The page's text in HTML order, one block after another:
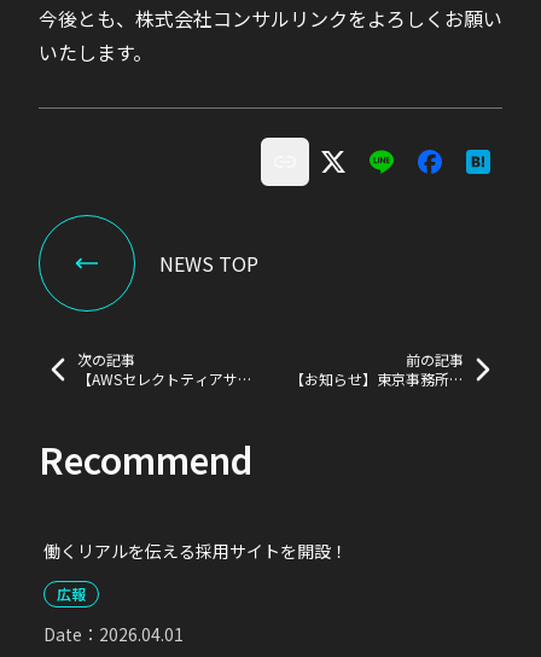
今後とも、株式会社コンサルリンクをよろしくお願い
いたします。
NEWS TOP
次の記事
【AWSセレクトティアサ
前の記事
【お知らせ】東京事務所を
Recommend
働くリアルを伝える採用サイトを開設！
広報
Date： 2026.04.01